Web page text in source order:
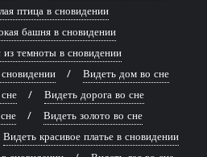
птица в сновидении
башня в сновидении
из темноты в сновидении
Видеть дом во сне
Видеть дорога во сне
Видеть золото во сне
Видеть красивое платье в сновидении